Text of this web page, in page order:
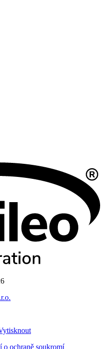
o ochraně soukromí